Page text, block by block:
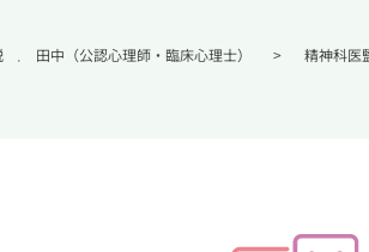
, 田中（公認心理師・臨床心理士） > 精神科医